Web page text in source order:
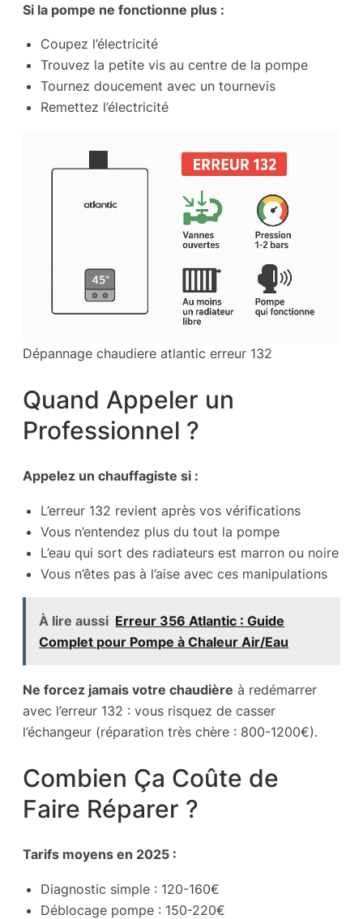
Si la pompe ne fonctionne plus :
Coupez l’électricité
Trouvez la petite vis au centre de la pompe
Tournez doucement avec un tournevis
Remettez l’électricité
Dépannage chaudiere atlantic erreur 132
Quand Appeler un
Professionnel ?
Appelez un chauffagiste si :
L’erreur 132 revient après vos vérifications
Vous n’entendez plus du tout la pompe
L’eau qui sort des radiateurs est marron ou noire
Vous n’êtes pas à l’aise avec ces manipulations
À lire aussi Erreur 356 Atlantic : Guide
Complet pour Pompe à Chaleur Air/Eau
Ne forcez jamais votre chaudière à redémarrer
avec l’erreur 132 : vous risquez de casser
l’échangeur (réparation très chère : 800-1200€).
Combien Ça Coûte de
Faire Réparer ?
Tarifs moyens en 2025 :
Diagnostic simple : 120-160€
Déblocage pompe : 150-220€